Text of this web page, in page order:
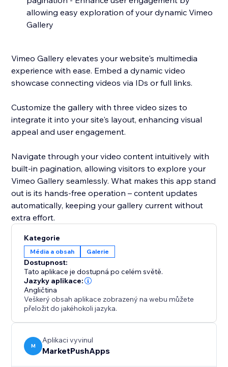
allowing easy exploration of your dynamic Vimeo
Gallery
Vimeo Gallery elevates your website's multimedia
experience with ease. Embed a dynamic video
showcase connecting videos via IDs or full links.
Customize the gallery with three video sizes to
integrate it into your site's layout, enhancing visual
appeal and user engagement.
Navigate through your video content intuitively with
built-in pagination, allowing visitors to explore your
Vimeo Gallery seamlessly. What makes this app stand
out is its hands-free operation – content updates
automatically, keeping your gallery current without
Kategorie
Média a obsah Galerie
Dostupnost:
Tato aplikace je dostupná po celém světě.
Jazyky aplikace:
Angličtina
Veškerý obsah aplikace zobrazený na webu můžete
přeložit do jakéhokoli jazyka.
M
Aplikaci vyvinul
MarketPushApps